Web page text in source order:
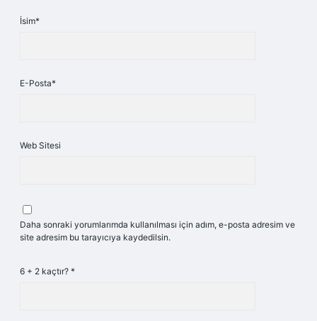
İsim*
E-Posta*
Web Sitesi
Daha sonraki yorumlarımda kullanılması için adım, e-posta adresim ve
site adresim bu tarayıcıya kaydedilsin.
6 + 2 kaçtır? *